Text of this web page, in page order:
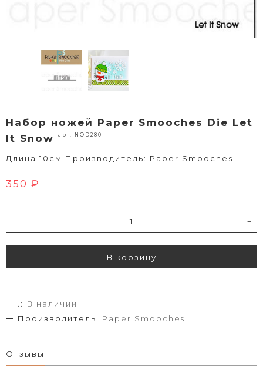
Набор ножей Paper Smooches Die Let
It Snow
арт. NOD280
Длина 10см Производитель: Paper Smooches
350 ₽
- +
В корзину
.:
В наличии
Производитель: Paper Smooches
Отзывы